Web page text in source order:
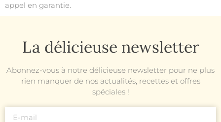
appel en garantie.
La délicieuse newsletter
Abonnez-vous à notre délicieuse newsletter pour ne plus
rien manquer de nos actualités, recettes et offres
spéciales !